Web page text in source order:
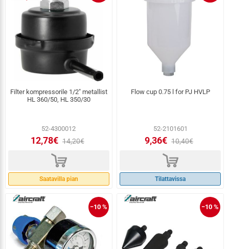
Filter kompressorile 1/2" metallist
HL 360/50, HL 350/30
52-4300012
12,78€ 14,20€
d
Saatavilla pian
Flow cup 0.75 l for PJ HVLP
52-2101601
9,36€ 10,40€
d
Tilattavissa
−10 % −10 %